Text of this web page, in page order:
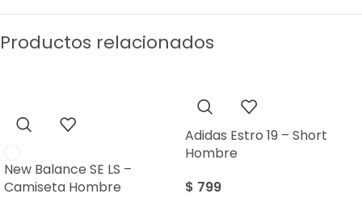
Productos relacionados
New Balance SE LS –
Camiseta Hombre
Adidas Estro 19 – Short
Hombre
$ 799